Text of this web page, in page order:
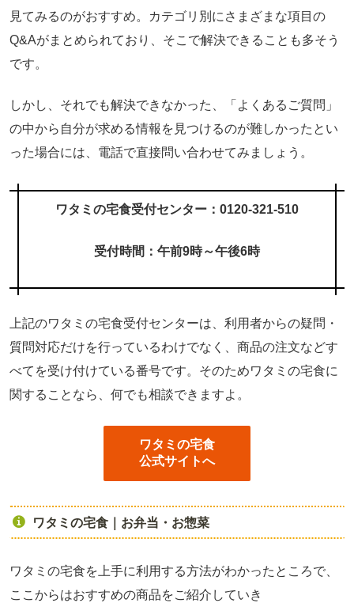
見てみるのがおすすめ。カテゴリ別にさまざまな項目の
Q&Aがまとめられており、そこで解決できることも多そう
です。
しかし、それでも解決できなかった、「よくあるご質問」
の中から自分が求める情報を見つけるのが難しかったとい
った場合には、電話で直接問い合わせてみましょう。
ワタミの宅食受付センター：0120-321-510
受付時間：午前9時～午後6時
上記のワタミの宅食受付センターは、利用者からの疑問・
質問対応だけを行っているわけでなく、商品の注文などす
べてを受け付けている番号です。そのためワタミの宅食に
関することなら、何でも相談できますよ。
ワタミの宅食
公式サイトへ
ワタミの宅食｜お弁当・お惣菜
ワタミの宅食を上手に利用する方法がわかったところで、
ここからはおすすめの商品をご紹介していき